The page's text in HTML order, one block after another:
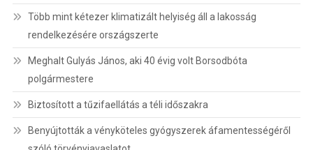
Több mint kétezer klimatizált helyiség áll a lakosság
rendelkezésére országszerte
Meghalt Gulyás János, aki 40 évig volt Borsodbóta
polgármestere
Biztosított a tűzifaellátás a téli időszakra
Benyújtották a vényköteles gyógyszerek áfamentességéről